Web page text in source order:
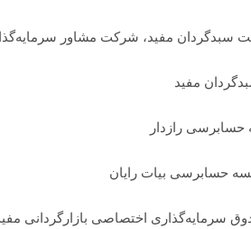
مفید، شرکت مشاور
مفید
رازدار
حسابرسی بیات رایان
سرمایه‌گذاری اختصاصی بازارگردانی